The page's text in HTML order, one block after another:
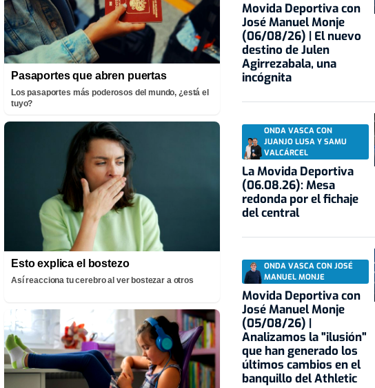
Pasaportes que abren puertas
Los pasaportes más poderosos del mundo, ¿está el
tuyo?
Esto explica el bostezo
Así reacciona tu cerebro al ver bostezar a otros
Movida Deportiva con
José Manuel Monje
(06/08/26) | El nuevo
destino de Julen
Agirrezabala, una
incógnita
ONDA VASCA CON
JUANJO LUSA Y SAMU
VALCÁRCEL
La Movida Deportiva
(06.08.26): Mesa
redonda por el fichaje
del central
ONDA VASCA CON JOSÉ
MANUEL MONJE
Movida Deportiva con
José Manuel Monje
(05/08/26) |
Analizamos la "ilusión"
que han generado los
últimos cambios en el
banquillo del Athletic